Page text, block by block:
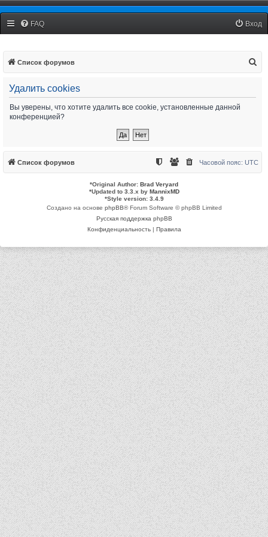
FAQ Вход
Список форумов
Удалить cookies
Вы уверены, что хотите удалить все cookie, установленные данной
конференцией?
Список форумов Часовой пояс: UTC
*Original Author: Brad Veryard
*Updated to 3.3.x by MannixMD
*Style version: 3.4.9
Создано на основе phpBB® Forum Software © phpBB Limited
Русская поддержка phpBB
Конфиденциальность| Правила